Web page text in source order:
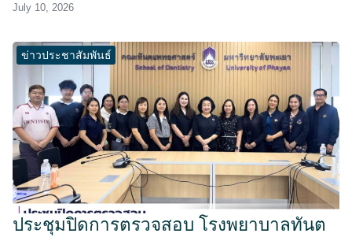
July 10, 2026
ข่าวประชาสัมพันธ์
ประชุมปิดการตรวจสอบ โรงพยาบาลทันต